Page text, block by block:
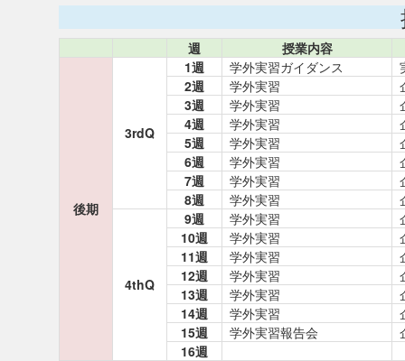
週 授業内容
後期
3rdQ
1週 学外実習ガイダンス
2週
学外実習
3週
学外実習
4週
学外実習
5週
学外実習
6週
学外実習
7週
学外実習
8週
学外実習
4thQ
9週 学外実習
10週
学外実習
11週
学外実習
12週
学外実習
13週
学外実習
14週
学外実習
15週
学外実習報告会
16週